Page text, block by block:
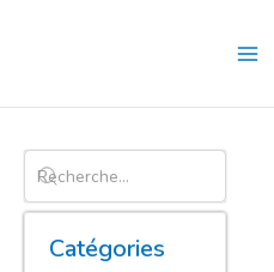
Catégories